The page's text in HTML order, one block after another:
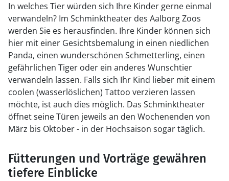
In welches Tier würden sich Ihre Kinder gerne einmal
verwandeln? Im Schminktheater des Aalborg Zoos
werden Sie es herausfinden. Ihre Kinder können sich
hier mit einer Gesichtsbemalung in einen niedlichen
Panda, einen wunderschönen Schmetterling, einen
gefährlichen Tiger oder ein anderes Wunschtier
verwandeln lassen. Falls sich Ihr Kind lieber mit einem
coolen (wasserlöslichen) Tattoo verzieren lassen
möchte, ist auch dies möglich. Das Schminktheater
öffnet seine Türen jeweils an den Wochenenden von
März bis Oktober - in der Hochsaison sogar täglich.
Fütterungen und Vorträge gewähren
tiefere Einblicke